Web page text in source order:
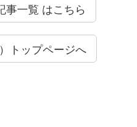
事一覧 はこちら
トップページへ